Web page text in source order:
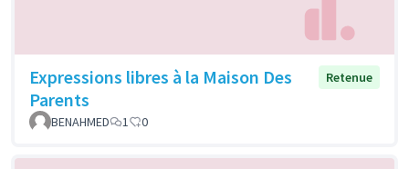
Expressions libres à la Maison Des
Parents
Retenue
BENAHMED 1 0